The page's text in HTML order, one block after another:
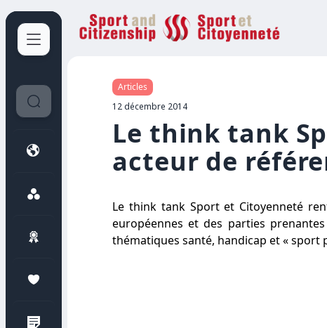
Sport et Citoyenneté
Articles
12 décembre 2014
Le think tank
acteur de
Le think tank Sport et Citoyenneté
européennes et des parties
thématiques santé, handicap et « sport